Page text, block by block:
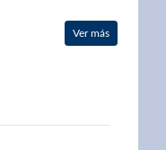
Ver más